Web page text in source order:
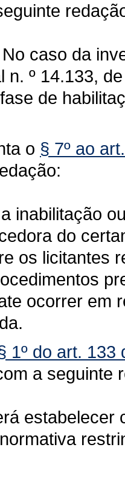
caso da
n. º 14.133,
de
o § 7º ao
inabilitação
do
os licitantes
ocorrer em
1º do art. 133
a seguinte